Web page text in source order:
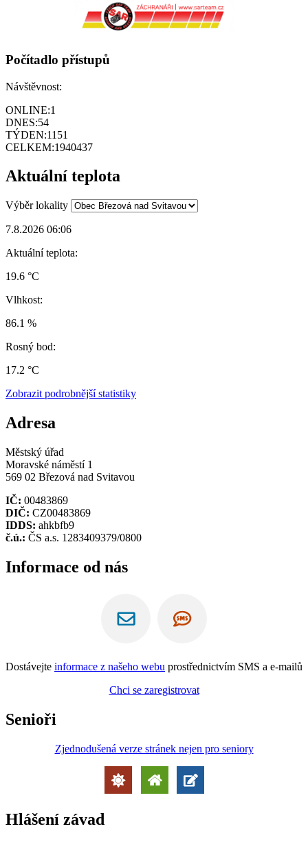
Počítadlo přístupů
Návštěvnost:
ONLINE:1
DNES:54
TÝDEN:1151
CELKEM:1940437
Aktuální teplota
Výběr lokality
7.8.2026 06:06
Aktuální teplota:
19.6 °C
Vlhkost:
86.1 %
Rosný bod:
17.2 °C
Zobrazit podrobnější statistiky
Adresa
Městský úřad
Moravské náměstí 1
569 02 Březová nad Svitavou
IČ: 00483869
DIČ: CZ00483869
IDDS: ahkbfb9
č.ú.: ČS a.s. 1283409379/0800
Informace od nás
Dostávejte informace z našeho webu prostřednictvím SMS a e-mailů
Chci se zaregistrovat
Senioři
Zjednodušená verze stránek nejen pro seniory
Hlášení závad